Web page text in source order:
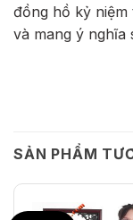
đồng hồ kỷ
và mang ý nghĩa
SẢN PHẨM